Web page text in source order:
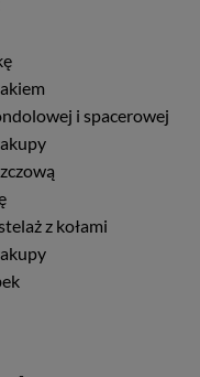
i spacerowej
z kołami